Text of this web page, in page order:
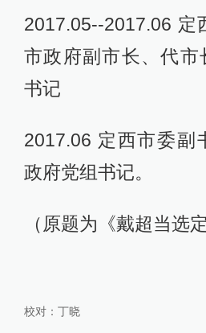
2017.05--2017.06 定
市政府副市长、代市
书记
2017.06 定西市委副
政府党组书记。
（原题为《戴超当选
校对： 丁晓